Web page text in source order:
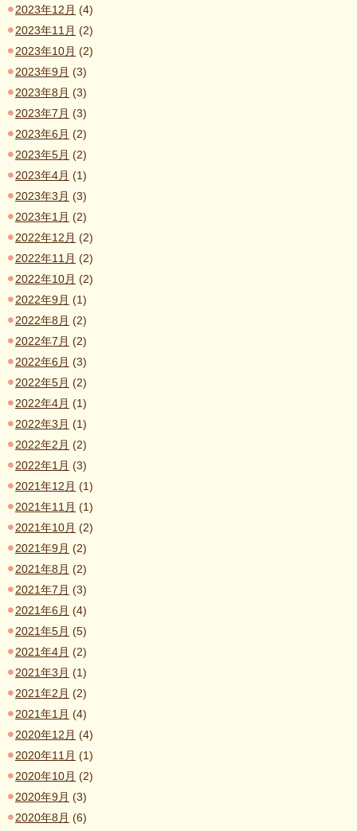
2023年12月 (4)
2023年11月 (2)
2023年10月 (2)
2023年9月 (3)
2023年8月 (3)
2023年7月 (3)
2023年6月 (2)
2023年5月 (2)
2023年4月 (1)
2023年3月 (3)
2023年1月 (2)
2022年12月 (2)
2022年11月 (2)
2022年10月 (2)
2022年9月 (1)
2022年8月 (2)
2022年7月 (2)
2022年6月 (3)
2022年5月 (2)
2022年4月 (1)
2022年3月 (1)
2022年2月 (2)
2022年1月 (3)
2021年12月 (1)
2021年11月 (1)
2021年10月 (2)
2021年9月 (2)
2021年8月 (2)
2021年7月 (3)
2021年6月 (4)
2021年5月 (5)
2021年4月 (2)
2021年3月 (1)
2021年2月 (2)
2021年1月 (4)
2020年12月 (4)
2020年11月 (1)
2020年10月 (2)
2020年9月 (3)
2020年8月 (6)